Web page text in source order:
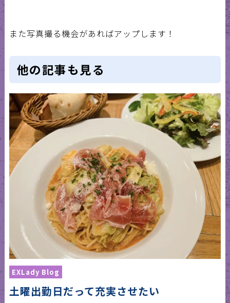
また写真撮る機会があればアップします！
他の記事も見る
EXLady Blog
土曜出勤日だって充実させたい